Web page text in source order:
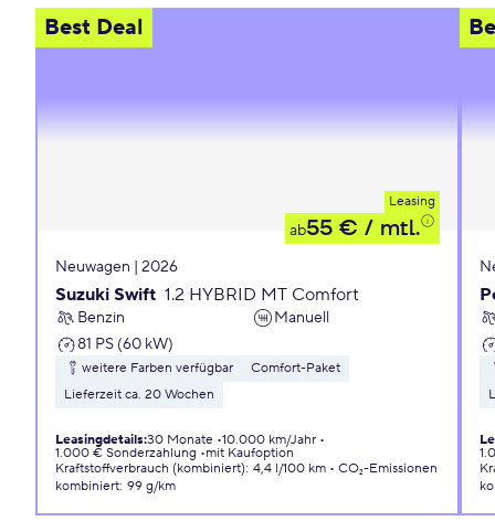
Best Deal
Leasing
ab55 € / mtl.
Neuwagen | 2026
Suzuki Swift 1.2 HYBRID MT Comfort
Benzin
Manuell
81 PS (60 kW)
weitere Farben verfügbar
Comfort-Paket
Lieferzeit ca. 20 Wochen
Leasingdetails:30 Monate 10.000 km/Jahr
1.000 € Sonderzahlung
mit Kaufoption
Kraftstoffverbrauch (kombiniert): 4,4 l/100 km
CO₂-Emissionen
kombiniert: 99 g/km